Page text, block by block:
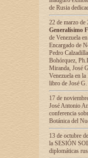
de Rusia
22 de marzo
Generalísimo
de Venezuela
Encargado de
Pedro
Bohórquez,
Miranda, José
Venezuela en
libro de José
17 de
José Antonio
conferencia
Botánica del
13 de octubre
la SESIÓN
diplomáticas